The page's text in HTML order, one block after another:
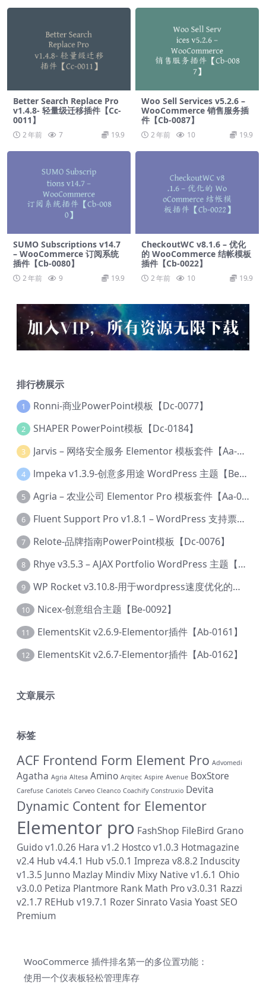
Better Search Replace Pro
v1.4.8- 轻量级迁移插件【Cc-
0011】
2 年前 7 19.9
Woo Sell Services v5.2.6 –
WooCommerce 销售服务插
件【Cb-0087】
2 年前 10 19.9
SUMO Subscriptions v14.7
– WooCommerce 订阅系统
插件【Cb-0080】
2 年前 9 19.9
CheckoutWC v8.1.6 – 优化
的 WooCommerce 结帐模板
插件【Cb-0022】
2 年前 10 19.9
排行榜展示
1 Ronni-商业PowerPoint模板【Dc-0077】
2 SHAPER PowerPoint模板【Dc-0184】
3 Jarvis – 网络安全服务 Elementor 模板套件【Aa-0035】
4 lmpeka v1.3.9-创意多用途 WordPress 主题【Be-0064】
5 Agria – 农业公司 Elementor Pro 模板套件【Aa-0003】
6 Fluent Support Pro v1.8.1 – WordPress 支持票务系统【Cc-0041】
7 Relote-品牌指南PowerPoint模板【Dc-0076】
8 Rhye v3.5.3 – AJAX Portfolio WordPress 主题【Bi-0049】
9 WP Rocket v3.10.8-用于wordpress速度优化的缓存加速插件【Cd-0019】
10 Nicex-创意组合主题【Be-0092】
11 ElementsKit v2.6.9-Elementor插件【Ab-0161】
12 ElementsKit v2.6.7-Elementor插件【Ab-0162】
文章展示
标签
ACF Frontend Form Element Pro Advomedi
Agatha Agria Altesa Amino Arqitec Aspire Avenue BoxStore
Carefuse Cariotels Carveo Cleanco Coachify Construxio Devita
Dynamic Content for Elementor
Elementor pro FashShop FileBird Grano
Guido v1.0.26 Hara v1.2 Hostco v1.0.3 Hotmagazine
v2.4 Hub v4.4.1 Hub v5.0.1 Impreza v8.8.2 Induscity
v1.3.5 Junno Mazlay Mindiv Mixy Native v1.6.1 Ohio
v3.0.0 Petiza Plantmore Rank Math Pro v3.0.31 Razzi
v2.1.7 REHub v19.7.1 RozerSinratoVasia Yoast SEO
Premium
WooCommerce 插件排名第一的多位置功能：
使用一个仪表板轻松管理库存